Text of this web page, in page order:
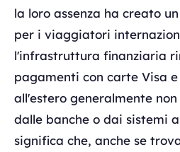
la loro assenza ha creato
per i viaggiatori
l'infrastruttura finanziaria
pagamenti con carte Visa
all'estero generalmente
dalle banche o dai sistemi
significa che, anche se